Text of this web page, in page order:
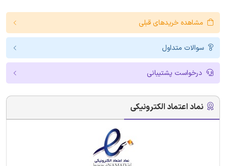
مشاهده خریدهای قبلی
سوالات متداول
درخواست پشتیبانی
نماد اعتماد الکترونیکی